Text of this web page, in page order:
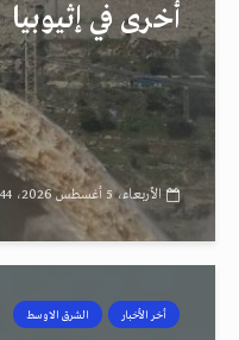
أخرى في إثيوبيا
الأربعاء، 5 أغسطس 2026، 6:44 ص
أخر الأخبار الشرق الاوسط